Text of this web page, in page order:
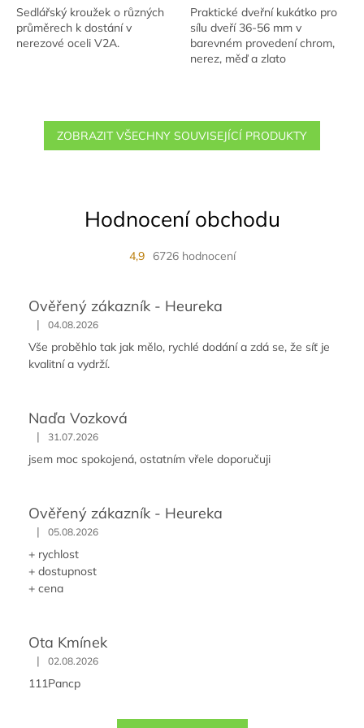
Sedlářský kroužek o různých
průměrech k dostání v
nerezové oceli V2A.
Praktické dveřní kukátko pro
sílu dveří 36-56 mm v
barevném provedení chrom,
nerez, měď a zlato
ZOBRAZIT VŠECHNY SOUVISEJÍCÍ PRODUKTY
Hodnocení obchodu
4,9 6726 hodnocení
Ověřený zákazník - Heureka
| 04.08.2026
Vše proběhlo tak jak mělo, rychlé dodání a zdá se, že síť je
kvalitní a vydrží.
Naďa Vozková
| 31.07.2026
jsem moc spokojená, ostatním vřele doporučuji
Ověřený zákazník - Heureka
| 05.08.2026
+ rychlost
+ dostupnost
+ cena
Ota Kmínek
| 02.08.2026
111Pancp